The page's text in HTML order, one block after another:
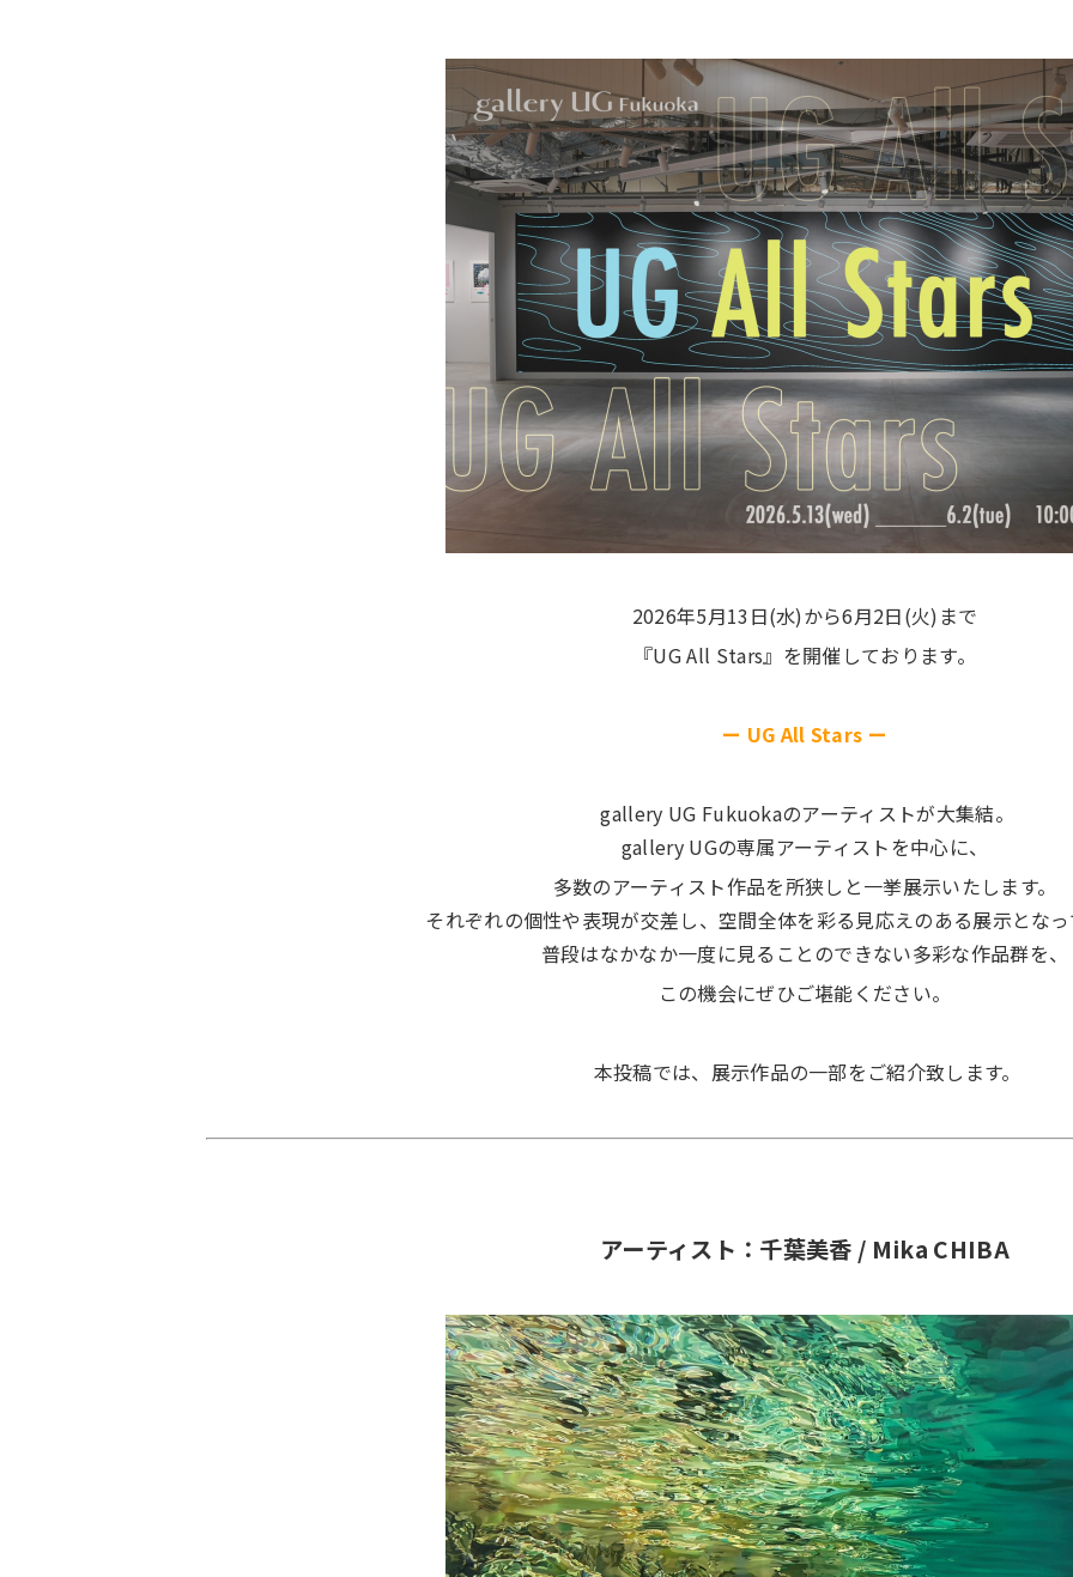
2026年5月13日(水)から6月2日(火)まで
『UG All Stars』を開催しております。
ー UG All Stars ー
gallery UG Fukuokaのアーティストが大集結。
gallery UGの専属アーティストを中心に、
多数のアーティスト作品を所狭しと一挙展示いたします。
それぞれの個性や表現が交差し、空間全体を彩る見応えのある展示とな
普段はなかなか一度に見ることのできない多彩な作品群を、
この機会にぜひご堪能ください。
本投稿では、展示作品の一部をご紹介致します。
アーティスト：千葉美香 / Mika CHIBA